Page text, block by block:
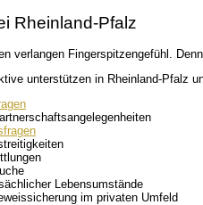
Rheinland-Pfalz
verlangen Fingerspitzengefühl.
unterstützen in Rheinland-Pfalz
Lebensumstände
im privaten Umfeld